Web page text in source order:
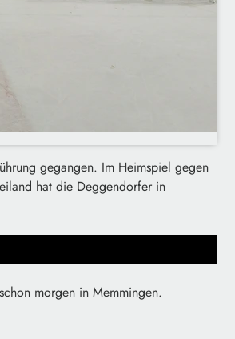
gegangen. Im Heimspiel gegen
hat die Deggendorfer in
morgen in Memmingen.